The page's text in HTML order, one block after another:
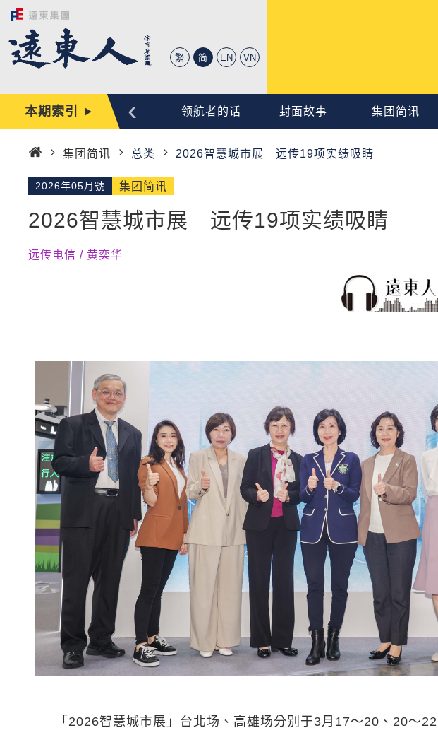
繁 简 EN VN
本期索引
心动时刻 编辑手记 领航者的话 封面故事 集团简讯
‹
页
集团简讯 总类 2026智慧城市展 远传19项实绩吸睛
2026年05月號 集团简讯
2026智慧城市展 远传19项实绩吸睛
远传电信 / 黄奕华
「2026智慧城市展」台北场、高雄场分别于3月17～20、20～22